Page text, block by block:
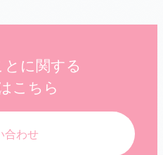
に関する
こちら
合わせ